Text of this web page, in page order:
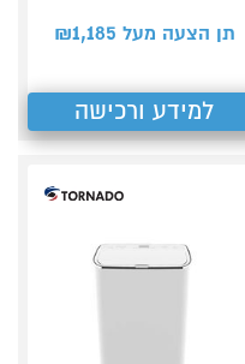
תן הצעה מעל ₪ 1,185
למידע ורכישה